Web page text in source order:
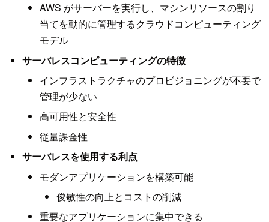
AWS がサーバーを実行し、マシンリソースの割り
当てを動的に管理するクラウドコンピューティング
モデル
サーバレスコンピューティングの特徴
インフラストラクチャのプロビジョニングが不要で
管理が少ない
高可用性と安全性
従量課金性
サーバレスを使用する利点
モダンアプリケーションを構築可能
俊敏性の向上とコストの削減
重要なアプリケーションに集中できる